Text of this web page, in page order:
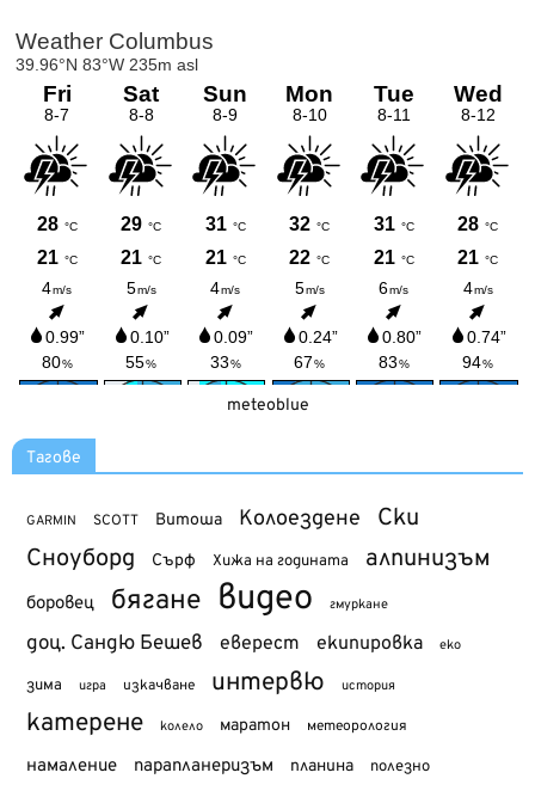
meteoblue
Тагове
GARMIN SCOTT Витоша Колоездене Ски
Сноуборд Сърф Хижа на годината алпинизъм
боровец бягане видео гмуркане
доц. Сандю Бешев еверест екипировка еко
зима игра изкачване интервю история
катерене колело маратон метеорология
намаление парапланеризъм планина полезно